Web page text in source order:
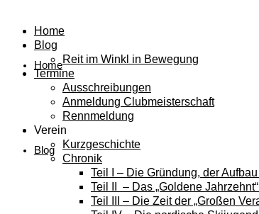
Home
Blog
Home
Blog
Reit im Winkl in Bewegung
Termine
Ausschreibungen
Anmeldung Clubmeisterschaft
Rennmeldung
Verein
Kurzgeschichte
Chronik
Teil I – Die Gründung, der
Teil II – Das „Goldene
Teil III – Die Zeit der „Großen